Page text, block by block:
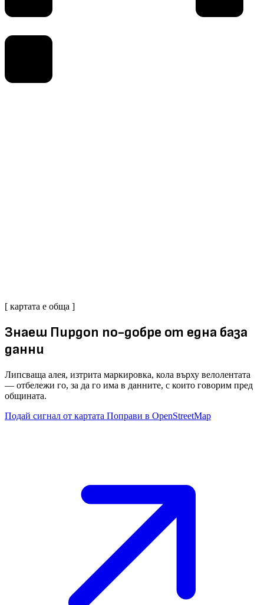
[ картата е обща ]
Знаеш Пирдоп по-добре от една база
данни
Липсваща алея, изтрита маркировка, кола върху велолентата
— отбележи го, за да го има в данните, с които говорим пред
общината.
Подай сигнал от картата Поправи в OpenStreetMap